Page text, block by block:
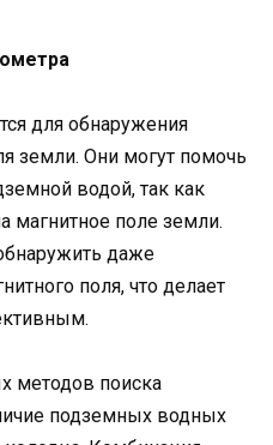
для обнаружения
земли. Они могут помочь
водой, так как
магнитное поле земли.
даже
поля, что делает
методов поиска
подземных водных